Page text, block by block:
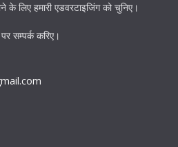
लिए हमारी एडवरटाइजिंग को चुनिए।
सम्पर्क करिए।